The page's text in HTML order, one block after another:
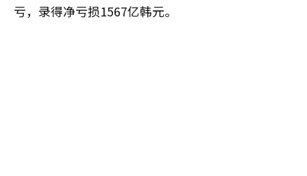
亏，录得净亏损1567亿韩元。